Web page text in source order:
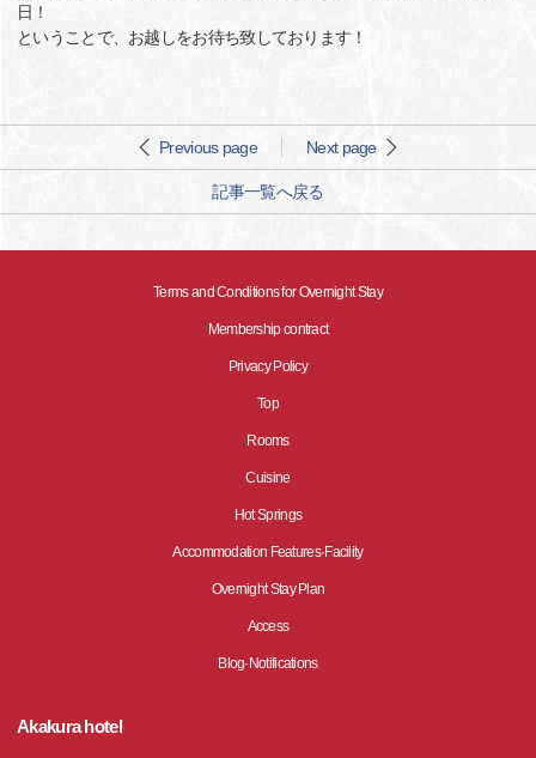
日！
ということで、お越しをお待ち致しております！
Previous page Next page
記事一覧へ戻る
Terms and Conditions for Overnight Stay
Membership contract
Privacy Policy
Top
Rooms
Cuisine
Hot Springs
Accommodation Features·Facility
Overnight Stay Plan
Access
Blog·Notifications
Akakura hotel